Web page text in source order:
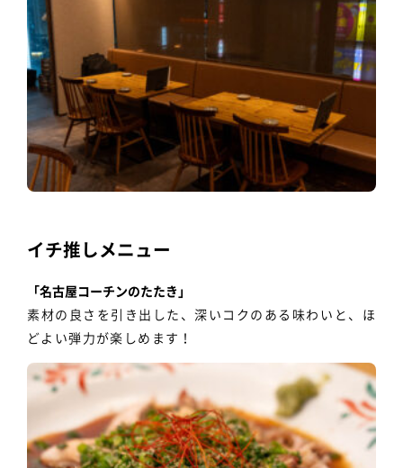
イチ推しメニュー
「名古屋コーチンのたたき」
素材の良さを引き出した、深いコクのある味わいと、ほ
どよい弾力が楽しめます！